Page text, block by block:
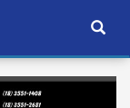
Ativar